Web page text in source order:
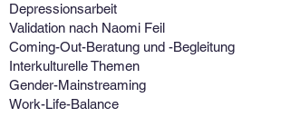
Depressionsarbeit
Validation nach Naomi Feil
Coming-Out-Beratung und -Begleitung
Interkulturelle Themen
Gender-Mainstreaming
Work-Life-Balance